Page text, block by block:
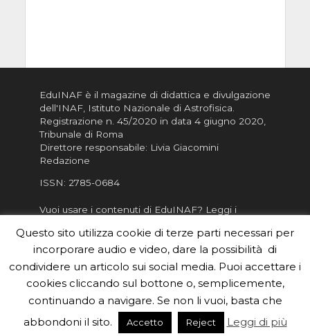
EduINAF è il magazine di didattica e divulgazione
dell'INAF, Istituto Nazionale di Astrofisica
Registrazione n. 45/2020 in data 4 giugno 2020,
Tribunale di Roma
Direttore responsabile: Livia Giacomini
Redazione
ISSN: 2785-0684
Vuoi usare i contenuti di EduINAF? Leggi i
Informativa sulla Privacy
Informatva sui Cookie
Per la rubrica de l'Astronomo risponde, per
inviarci le tue foto o i tuoi contributi, scrivici a
redazione.edu [chiocciola] inaf.it oppure
il form
Questo sito utilizza cookie di terze parti necessari per
incorporare audio e video, dare la possibilità di
condividere un articolo sui social media. Puoi accettare i
cookies cliccando sul bottone o, semplicemente,
continuando a navigare. Se non li vuoi, basta che
abbondoni il sito.
Accetto Reject Leggi di più